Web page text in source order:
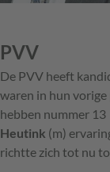
PVV
De PVV heeft
waren in hun
hebben nummer 13
Heutink (m)
richtte zich tot nu